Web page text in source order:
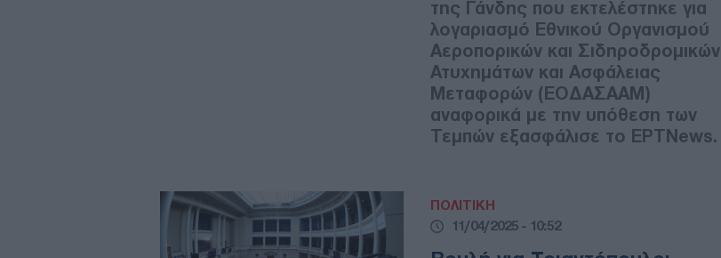
της Γάνδης που εκτελέστηκε για
λογαριασμό Εθνικού Οργανισμού
Αεροπορικών και Σιδηροδρομικών
Ατυχημάτων και Ασφάλειας
Μεταφορών (ΕΟΔΑΣΑΑΜ)
αναφορικά με την υπόθεση των
Τεμπών εξασφάλισε το ΕΡΤNews.
ΠΟΛΙΤΙΚΗ
11/04/2025 - 10:52